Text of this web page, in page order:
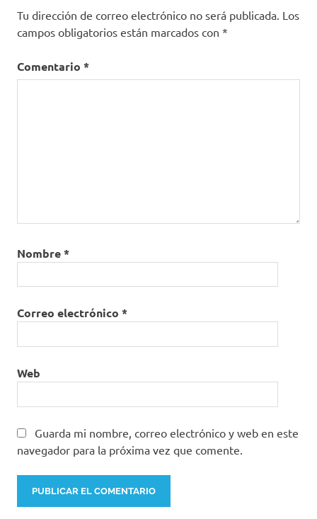
Tu dirección de correo electrónico no será publicada. Los
campos obligatorios están marcados con *
Comentario *
Nombre*
Correo electrónico *
Web
Guarda mi nombre, correo electrónico y web en este
navegador para la próxima vez que comente.